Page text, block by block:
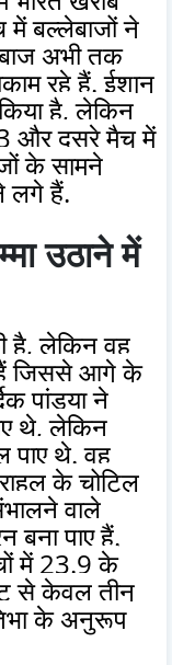
में बल्लेबाजों ने
अभी तक
रहे हैं. ईशान
है, लेकिन
और दूसरे मैच में
के सामने
लगे हैं.
उठाने में
है, लेकिन वह
हैं जिससे आगे के
पांड्या ने
थे, लेकिन
पाए थे. वह
के चोटिल
वाले
पाए हैं.
में 23.9 के
से केवल तीन
के अनुरूप